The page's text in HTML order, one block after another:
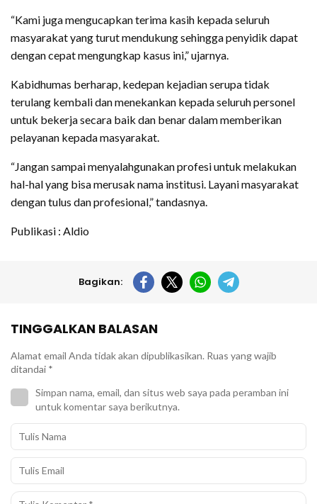
“Kami juga mengucapkan terima kasih kepada seluruh
masyarakat yang turut mendukung sehingga penyidik dapat
dengan cepat mengungkap kasus ini,” ujarnya.
Kabidhumas berharap, kedepan kejadian serupa tidak
terulang kembali dan menekankan kepada seluruh personel
untuk bekerja secara baik dan benar dalam memberikan
pelayanan kepada masyarakat.
“Jangan sampai menyalahgunakan profesi untuk melakukan
hal-hal yang bisa merusak nama institusi. Layani masyarakat
dengan tulus dan profesional,” tandasnya.
Publikasi : Aldio
Bagikan:
TINGGALKAN BALASAN
Alamat email Anda tidak akan dipublikasikan. Ruas yang wajib
ditandai *
Simpan nama, email, dan situs web saya pada peramban ini
untuk komentar saya berikutnya.